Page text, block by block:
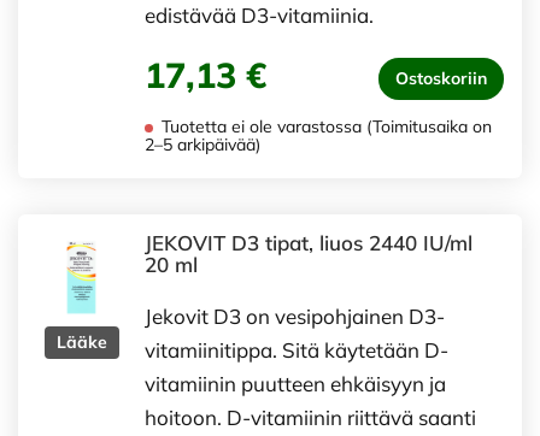
edistävää D3-vitamiinia.
17,13 € Ostoskoriin
Tuotetta ei ole varastossa (Toimitusaika on
2–5 arkipäivää)
Lääke
JEKOVIT D3 tipat, liuos 2440 IU/ml
20 ml
Jekovit D3 on vesipohjainen D3-
vitamiinitippa. Sitä käytetään D-
vitamiinin puutteen ehkäisyyn ja
hoitoon. D-vitamiinin riittävä saanti